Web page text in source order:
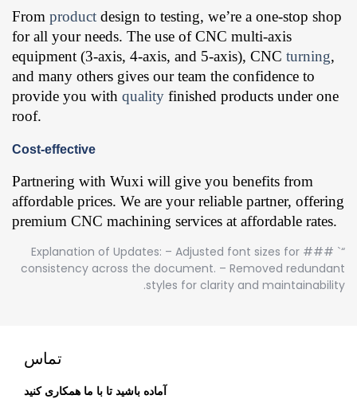
From product design to testing, we’re a one-stop shop
for all your needs. The use of CNC multi-axis
equipment (3-axis, 4-axis, and 5-axis), CNC turning,
and many others gives our team the confidence to
provide you with quality finished products under one
roof.
Cost-effective
Partnering with Wuxi will give you benefits from
affordable prices. We are your reliable partner, offering
premium CNC machining services at affordable rates.
“` ### Explanation of Updates: – Adjusted font sizes for
consistency across the document. – Removed redundant
styles for clarity and maintainability.
تماس
آماده باشید تا با ما همکاری کنید